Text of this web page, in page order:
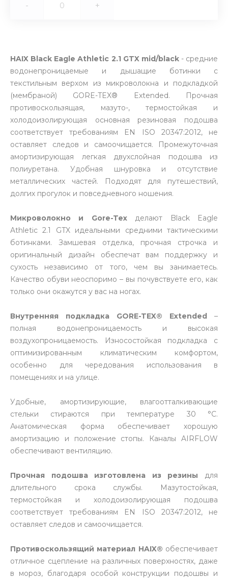
- +
HAIX Black Eagle Athletic 2.1 GTX mid/black - средние
водонепроницаемые и дышащие ботинки с
текстильным верхом из микроволокна и подкладкой
(мембраной) GORE-TEX® Extended. Прочная
противоскользящая, мазуто-, термостойкая и
холодоизолирующая основная резиновая подошва
соответствует требованиям EN ISO 20347:2012, не
оставляет следов и самоочищается. Промежуточная
амортизирующая легкая двухслойная подошва из
полиуретана. Удобная шнуровка и отсутствие
металлических частей. Подходят для путешествий,
долгих прогулок и повседневного ношения.
Микроволокно и Gore-Texделают Black Eagle
Athletic 2.1 GTX идеальными средними тактическими
ботинками. Замшевая отделка, прочная строчка и
оригинальный дизайн обеспечат вам поддержку и
сухость независимо от того, чем вы занимаетесь.
Качество обуви неоспоримо – вы почувствуете его, как
только они окажутся у вас на ногах.
Внутренняя подкладка GORE-TEX® Extended –
полная водонепроницаемость и высокая
воздухопроницаемость. Износостойкая подкладка с
оптимизированным климатическим комфортом,
особенно для чередования использования в
помещениях и на улице.
Удобные, амортизирующие, влагоотталкивающие
стельки стираются при температуре 30 °C.
Анатомическая форма обеспечивает хорошую
амортизацию и положение стопы. Каналы AIRFLOW
обеспечивают вентиляцию.
Прочная подошва изготовлена из резины для
длительного срока службы. Мазутостойкая,
термостойкая и холодоизолирующая подошва
соответствует требованиям EN ISO 20347:2012, не
оставляет следов и самоочищается.
Противоскользящий материал HAIX® обеспечивает
отличное сцепление на различных поверхностях, даже
в мороз, благодаря особой конструкции подошвы и